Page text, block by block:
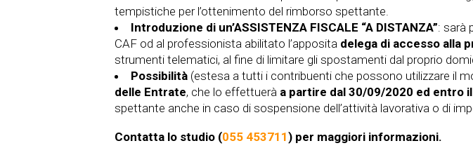
tempistiche per l’ottenimento del rimborso spettante.
Introduzione di un’ASSISTENZA FISCALE “A DISTANZA”: sarà
CAF od al professionista abilitato l’apposita delega di accesso alla
strumenti telematici, al fine di limitare gli spostamenti dal proprio
Possibilità (estesa a tutti i contribuenti che possono utilizzare il
delle Entrate, che lo effettuerà a partire dal 30/09/2020 ed entro
spettante anche in caso di sospensione dell’attività lavorativa o di
Contatta lo studio (055 453711) per maggiori informazioni.